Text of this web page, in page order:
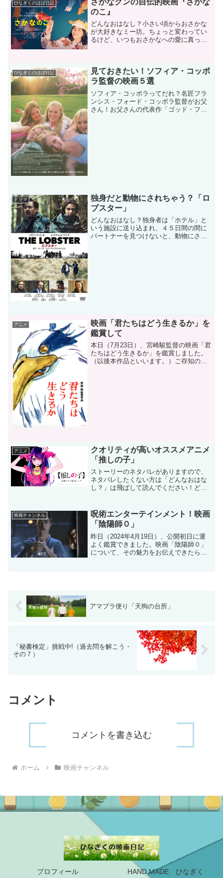
ひなぎくのほぼ日記
のこ』
どんなおはなし？小さい頃からおさかな
が大好きなミー坊。ちょっと変わってい
るけど、いつもおさかなへの愛に真っ直
人に成長していくのでしょ...
ひなぎくのほぼ日記
見ておきたい！ソフィア・コッポ
ラ監督の映画５選
ソフィア・コッポラってだれ？名匠フラ
ンシス・フォード・コッポラ監督がお父
さん！お父さんの代表作「ゴッド・ファ
ドラマ
独身だと動物にされちゃう？「ロ
ブスター」
どんなおはなし？独身者は「ホテル」と
いう施設に送り込まれ、４５日間の間に
パートナーを見つけないと、動物にされ
アニメ
映画「君たちはどう生きるか」を
鑑賞して
本日（7月23日）、宮崎駿監督の映画「君
たちはどう生きるか」を鑑賞しました。
（以後本作品といいます。）ご存知の方
アニメ
クオリティが高いオススメアニメ
「推しの子」
ストーリーのネタバレがありますので、
ネタバレしたくない方は「どんなおはな
し？」は飛ばして読んでください！どん
産婦人科医ゴローのもとに、推しのアイ
が受診に来る。なんとア...
映画チャンネル
呪術エンターテインメント！映画
「陰陽師０」
昨日（2024年4月19日）、公開初日に運
よく鑑賞できました。映画「陰陽師０」
について、その魅力をお伝えできたらと
アマプラ便り「天狗の台所」
「秘書検定」挑戦中!（過去問を解こう・
その７）
コメント
コメントを書き込む
ホーム 映画チャンネル
プロフィール HAND MADE ひなぎく